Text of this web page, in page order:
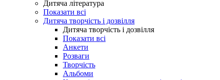
Дитяча література
Показати всі
Дитяча творчість і дозвілля
Дитяча творчість і дозвілля
Показати всі
Анкети
Розваги
Творчість
Альбоми